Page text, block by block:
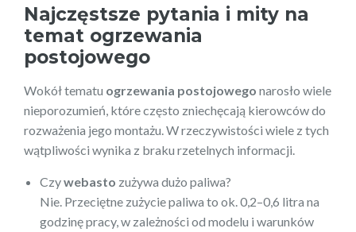
Najczęstsze pytania i mity na
temat ogrzewania
postojowego
Wokół tematu ogrzewania postojowego narosło wiele
nieporozumień, które często zniechęcają kierowców do
rozważenia jego montażu. W rzeczywistości wiele z tych
wątpliwości wynika z braku rzetelnych informacji.
Czywebasto zużywa dużo paliwa?
Nie. Przeciętne zużycie paliwa to ok. 0,2–0,6 litra na
godzinę pracy, w zależności od modelu i warunków